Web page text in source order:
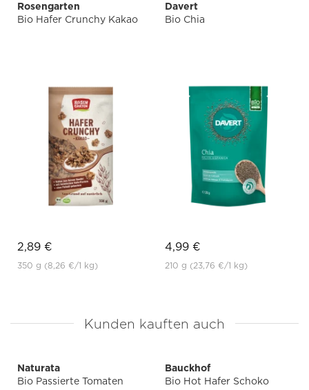
Rosengarten
Bio Hafer Crunchy Kakao
2,89 €
350 g (8,26 €/1 kg)
Davert
Bio Chia
4,99 €
210 g (23,76 €/1 kg)
Kunden kauften auch
Naturata
Bio Passierte Tomaten
Bauckhof
Bio Hot Hafer Schoko